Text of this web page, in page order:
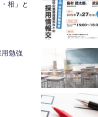
相」と
用勉強